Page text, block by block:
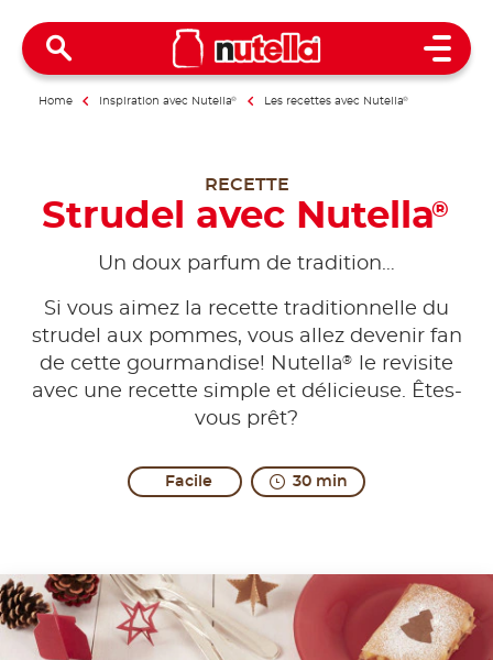
Open
Home Inspiration avec Nutella® Les recettes avec Nutella®
RECETTE
Strudel avec Nutella®
Un doux parfum de tradition…
Si vous aimez la recette traditionnelle du
strudel aux pommes, vous allez devenir fan
de cette gourmandise! Nutella®
le revisite
avec une recette simple et délicieuse. Êtes-
vous prêt?
Facile 30 min